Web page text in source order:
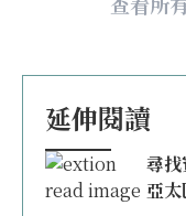
延伸閱讀
尋
亞